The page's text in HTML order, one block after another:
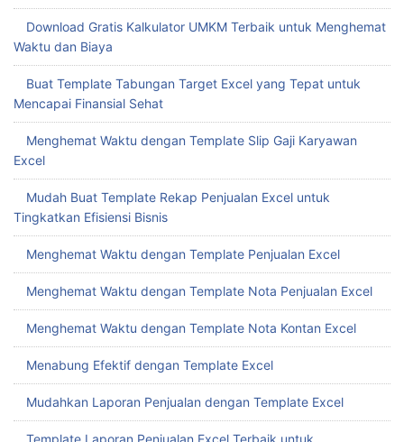
Download Gratis Kalkulator UMKM Terbaik untuk Menghemat
Waktu dan Biaya
Buat Template Tabungan Target Excel yang Tepat untuk
Mencapai Finansial Sehat
Menghemat Waktu dengan Template Slip Gaji Karyawan
Excel
Mudah Buat Template Rekap Penjualan Excel untuk
Tingkatkan Efisiensi Bisnis
Menghemat Waktu dengan Template Penjualan Excel
Menghemat Waktu dengan Template Nota Penjualan Excel
Menghemat Waktu dengan Template Nota Kontan Excel
Menabung Efektif dengan Template Excel
Mudahkan Laporan Penjualan dengan Template Excel
Template Laporan Penjualan Excel Terbaik untuk